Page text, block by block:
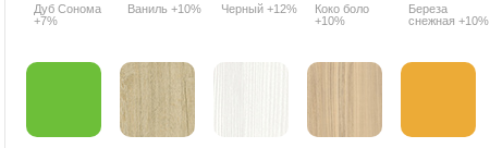
Дуб Сонома
+7%
Ваниль +10% Черный +12%
Коко боло
+10%
Береза
снежная +10%